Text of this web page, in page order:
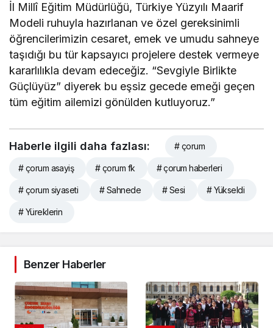
İl Millî Eğitim Müdürlüğü, Türkiye Yüzyılı Maarif
Modeli ruhuyla hazırlanan ve özel gereksinimli
öğrencilerimizin cesaret, emek ve umudu sahneye
taşıdığı bu tür kapsayıcı projelere destek vermeye
kararlılıkla devam edeceğiz. “Sevgiyle Birlikte
Güçlüyüz” diyerek bu eşsiz gecede emeği geçen
tüm eğitim ailemizi gönülden kutluyoruz.”
Haberle ilgili daha fazlası: # çorum
# çorum asayiş # çorum fk # çorum haberleri
# çorum siyaseti # Sahnede # Sesi # Yükseldi
# Yüreklerin
Benzer Haberler